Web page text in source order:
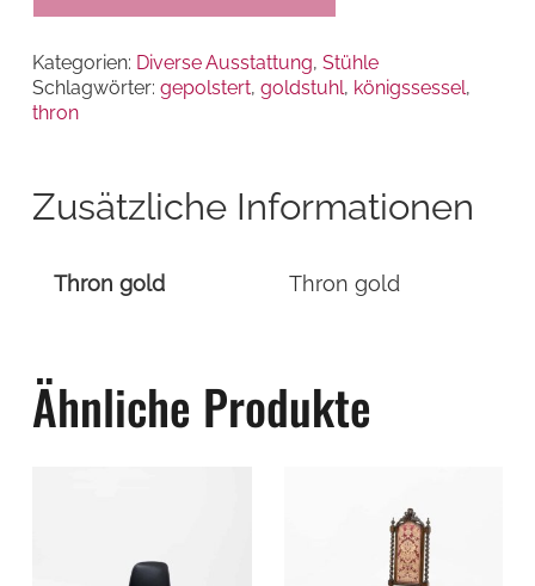
(Einzelstück)
Kategorien: Diverse Ausstattung, Stühle
Schlagwörter: gepolstert, goldstuhl, königssessel,
thron
Zusätzliche Informationen
Thron gold Thron gold
Ähnliche Produkte